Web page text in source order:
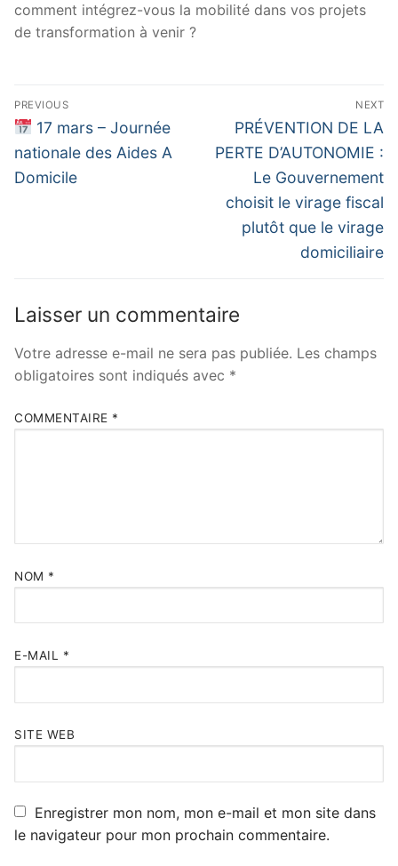
comment intégrez-vous la mobilité dans vos projets
de transformation à venir ?
Navigation
de
l’article
PREVIOUS
Previous
post:
17 mars – Journée
nationale des Aides A
Domicile
NEXT
Next
post:
PRÉVENTION DE LA
PERTE D’AUTONOMIE :
Le Gouvernement
choisit le virage fiscal
plutôt que le virage
domiciliaire
Laisser un commentaire
Votre adresse e-mail ne sera pas publiée. Les champs
obligatoires sont indiqués avec *
COMMENTAIRE *
NOM *
E-MAIL *
SITE WEB
Enregistrer mon nom, mon e-mail et mon site dans
le navigateur pour mon prochain commentaire.